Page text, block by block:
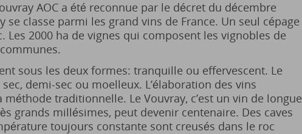
AOC a été reconnue par le décret du décembre
se classe parmi les grand vins de France. Un seul cépage
Les 2000 ha de vignes qui composent les vignobles de
sous les deux formes: tranquille ou effervescent. Le
demi-sec ou moelleux. L’élaboration des vins
traditionnelle. Le Vouvray, c’est un vin de longue
grands millésimes, peut devenir centenaire. Des caves
toujours constante sont creusés dans le roc